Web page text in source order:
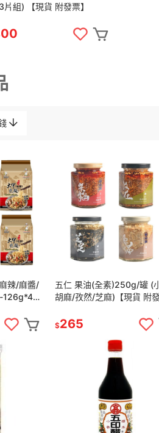
片組) 【現貨 附發票】
辣/麻醬/
126g*4
五仁 果油(全素)250g/罐 (
胡麻/孜然/芝麻)【現貨 附
$265